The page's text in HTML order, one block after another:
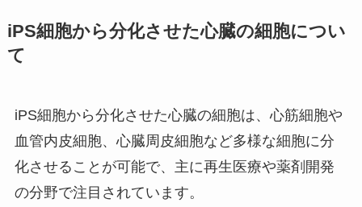
iPS細胞から分化させた心臓の細胞につい
て
iPS細胞から分化させた心臓の細胞は、心筋細胞や
血管内皮細胞、心臓周皮細胞など多様な細胞に分
化させることが可能で、主に再生医療や薬剤開発
の分野で注目されています。